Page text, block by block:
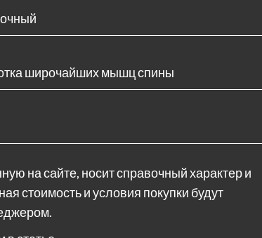
широчайших мышц спины
на сайте, носит справочный характер и
стоимость и условия покупки будут